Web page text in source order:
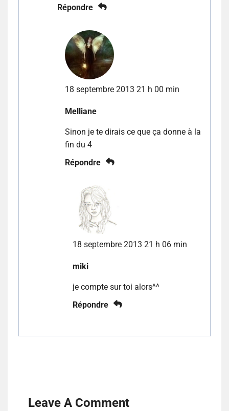
Répondre
18 septembre 2013 21 h 00 min
Melliane
Sinon je te dirais ce que ça donne à la
fin du 4
Répondre
18 septembre 2013 21 h 06 min
miki
je compte sur toi alors^^
Répondre
Leave A Comment